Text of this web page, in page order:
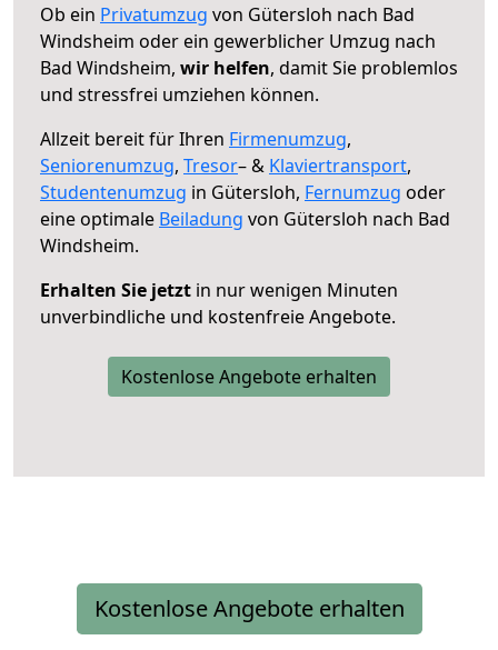
Ob ein Privatumzug von Gütersloh nach Bad
Windsheim oder ein gewerblicher Umzug nach
Bad Windsheim, wir helfen, damit Sie problemlos
und stressfrei umziehen können.
Allzeit bereit für Ihren Firmenumzug,
Seniorenumzug, Tresor– & Klaviertransport,
Studentenumzug in Gütersloh, Fernumzug oder
eine optimale Beiladung von Gütersloh nach Bad
Windsheim.
Erhalten Sie jetzt in nur wenigen Minuten
unverbindliche und kostenfreie Angebote.
Kostenlose Angebote erhalten
Kostenlose Angebote erhalten